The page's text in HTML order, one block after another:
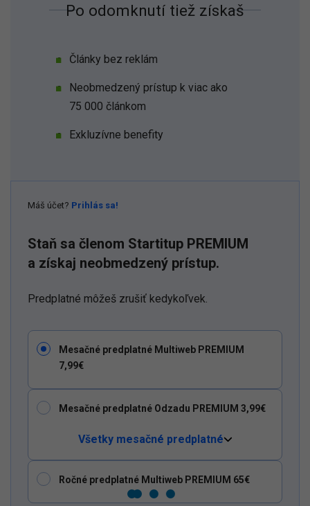
Po odomknutí tiež získaš
Články bez reklám
Neobmedzený prístup k viac ako
75 000 článkom
Exkluzívne benefity
Máš účet? Prihlás sa!
Staň sa členom Startitup PREMIUM
a získaj neobmedzený prístup.
Predplatné môžeš zrušiť kedykoľvek.
Mesačné predplatné Multiweb PREMIUM
7,99€
Mesačné predplatné Odzadu PREMIUM 3,99€
Všetky mesačné predplatné
Ročné predplatné Multiweb PREMIUM 65€